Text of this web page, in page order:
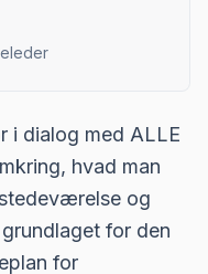
i dialog med ALLE
hvad man
og
for den
for